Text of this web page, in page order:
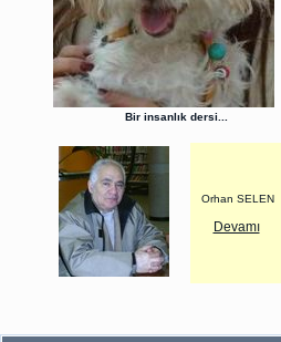
Bir insanlık dersi...
Orhan SELEN
Devamı